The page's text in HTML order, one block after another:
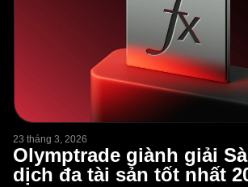
23 tháng 3, 2026
Olymptrade giành giải
dịch đa tài sản tốt nhất